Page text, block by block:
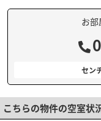
お
セン
こちらの物件の空室状